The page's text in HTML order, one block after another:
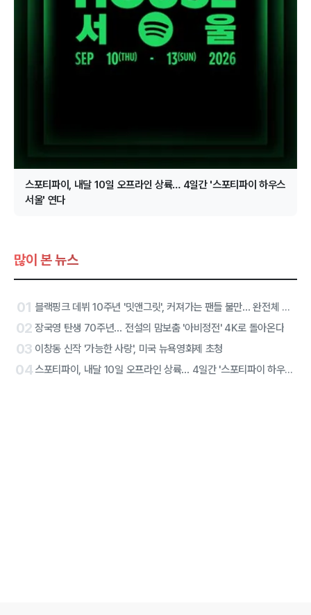
스포티파이, 내달 10일 오프라인 상륙… 4일간 '스포티파이 하우스
서울' 연다
많이 본 뉴스
01 블랙핑크 데뷔 10주년 '밋앤그릿', 커져가는 팬들 불만… 완전체 참석에도 진통
02 장국영 탄생 70주년… 전설의 맘보춤 '아비정전' 4K로 돌아온다
03 이창동 신작 '가능한 사랑', 미국 뉴욕영화제 초청
04 스포티파이, 내달 10일 오프라인 상륙… 4일간 '스포티파이 하우스 서울' 연다